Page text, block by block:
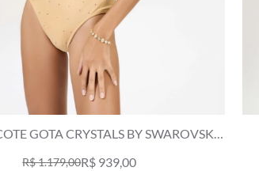
V CRYSTALS BY SWAROVSKI
R$ 698,00R$ 419,00